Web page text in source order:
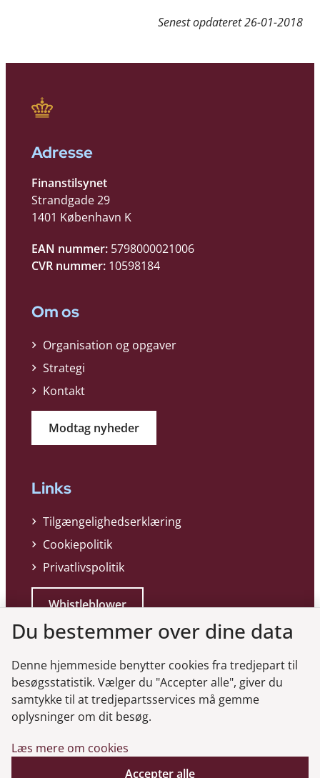
Senest opdateret26-01-2018
Adresse
Finanstilsynet
Strandgade 29
1401 København K
EAN nummer: 5798000021006
CVR nummer: 10598184
Om os
Organisation og opgaver
Strategi
Kontakt
Modtag nyheder
Links
Tilgængelighedserklæring
Cookiepolitik
Privatlivspolitik
Whistleblower
Genveje
Gå til virksomhedsregisteret
Gå til selskabsmeddelelser
Du bestemmer over dine data
Denne hjemmeside benytter cookies fra tredjepart til
besøgsstatistik. Vælger du "Accepter alle", giver du
samtykke til at tredjepartsservices må gemme
oplysninger om dit besøg.
Læs mere om cookies
Accepter alle